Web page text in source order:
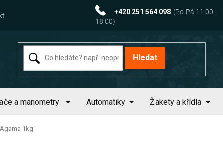
+420 251 564 098
Hledat
a manometry Automatiky Žakety a křídla
1kg